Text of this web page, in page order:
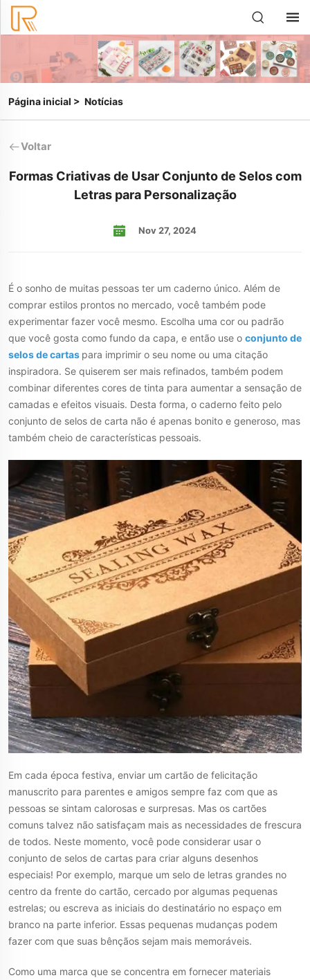
Página inicial > Notícias
Voltar
Formas Criativas de Usar Conjunto de Selos com
Letras para Personalização
Nov 27, 2024
É o sonho de muitas pessoas ter um caderno único. Além de
comprar estilos prontos no mercado, você também pode
experimentar fazer você mesmo. Escolha uma cor ou padrão
que você gosta como fundo da capa, e então use o conjunto de
selos de cartas para imprimir o seu nome ou uma citação
inspiradora. Se quiserem ser mais refinados, também podem
combinar diferentes cores de tinta para aumentar a sensação de
camadas e efeitos visuais. Desta forma, o caderno feito pelo
conjunto de selos de carta não é apenas bonito e generoso, mas
também cheio de características pessoais.
Em cada época festiva, enviar um cartão de felicitação
manuscrito para parentes e amigos sempre faz com que as
pessoas se sintam calorosas e surpresas. Mas os cartões
comuns talvez não satisfaçam mais as necessidades de frescura
de todos. Neste momento, você pode considerar usar o
conjunto de selos de cartas para criar alguns desenhos
especiais! Por exemplo, marque um selo de letras grandes no
centro da frente do cartão, cercado por algumas pequenas
estrelas; ou escreva as iniciais do destinatário no espaço em
branco na parte inferior. Essas pequenas mudanças podem
fazer com que suas bênçãos sejam mais memoráveis.
Como uma marca que se concentra em fornecer materiais